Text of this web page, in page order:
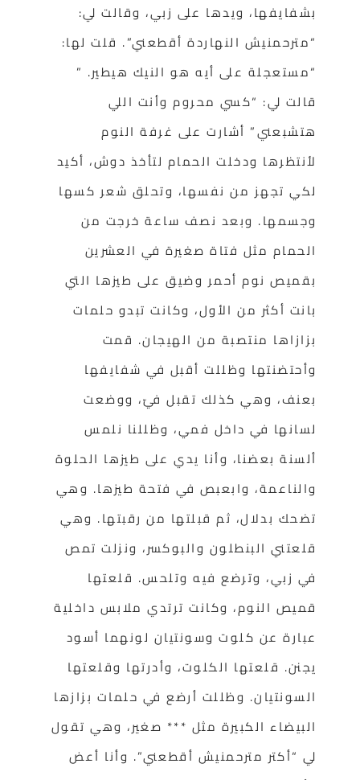
بشفايفها، ويدها على زبي، وقالت لي:
“مترحمنيش النهاردة أقطعني”. قلت لها:
“مستعجلة على أيه هو النيك هيطير. ”
قالت لي: “كسي محروم وأنت اللي
هتشبعني” أشارت على غرفة النوم
لأنتظرها ودخلت الحمام لتأخذ دوش، أكيد
لكي تجهز من نفسها، وتحلق شعر كسها
وجسمها. وبعد نصف ساعة خرجت من
الحمام مثل فتاة صغيرة في العشرين
بقميص نوم أحمر وضيق على طيزها التي
بانت أكثر من الأول، وكانت تبدو حلمات
بزازاها منتصبة من الهيجان. قمت
وأحتضنتها وظللت أقبل في شفايفها
بعنف، وهي كذلك تقبل فيّ، ووضعت
لسانها في داخل فمي، وظللنا نلمس
ألسنة بعضنا، وأنا يدي على طيزها الحلوة
والناعمة، وابعبص في فتحة طيزها. وهي
تضحك بدلال، ثم قبلتها من رقبتها. وهي
قلعتني البنطلون والبوكسر، ونزلت تمص
في زبي، وترضع فيه وتلحس. قلعتها
قميص النوم، وكانت ترتدي ملابس داخلية
عبارة عن كلوت وسونتيان لونهما أسود
يجنن. قلعتها الكلوت، وأدرتها وقلعتها
السونتيان. وظللت أرضع في حلمات بزازها
البيضاء الكبيرة مثل *** صغير، وهي تقول
لي “أكتر مترحمنيش أقطعني”. وأنا أعض